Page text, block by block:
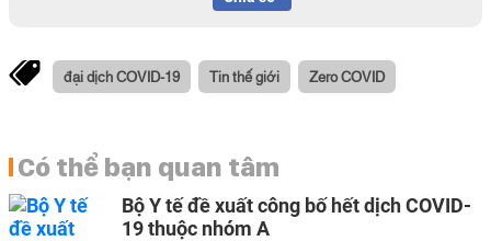
đại dịch COVID-19 Tin thế giới Zero COVID
Có thể bạn quan tâm
Bộ Y tế đề xuất công bố hết dịch COVID-
19 thuộc nhóm A